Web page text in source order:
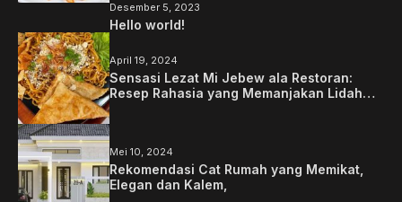
Desember 5, 2023
Hello world!
April 19, 2024
Sensasi Lezat Mi Jebew ala Restoran:
Resep Rahasia yang Memanjakan Lidah
Mei 10, 2024
Rekomendasi Cat Rumah yang Memikat,
Elegan dan Kalem,